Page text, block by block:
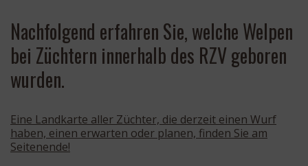
Nachfolgend erfahren Sie, welche Welpen
bei Züchtern innerhalb des RZV geboren
wurden.
Eine Landkarte aller Züchter, die derzeit einen Wurf
haben, einen erwarten oder planen, finden Sie am
Seitenende!